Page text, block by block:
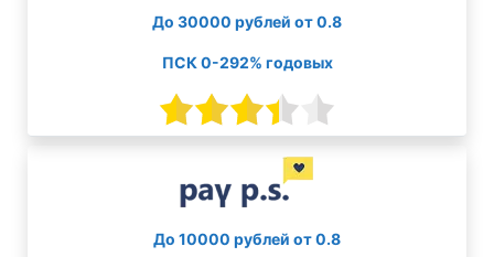
До 30000 рублей от 0.8
ПСК 0-292% годовых
До 10000 рублей от 0.8